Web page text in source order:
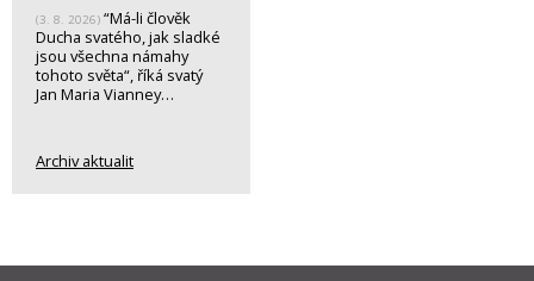
(3. 8. 2026) “Má-li člověk
Ducha svatého, jak sladké
jsou všechna námahy
tohoto světa“, říká svatý
Jan Maria Vianney…
Archiv aktualit